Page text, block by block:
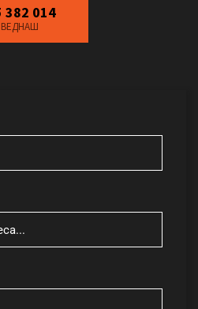
382 014
ВЕДНАШ